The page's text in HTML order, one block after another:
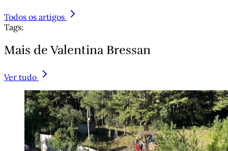
Todos os artigos
Tags:
Mais de Valentina Bressan
Ver tudo